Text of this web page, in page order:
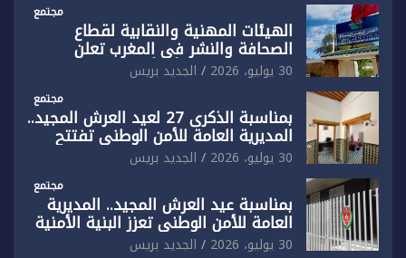
مجتمع
الهيئات المهنية والنقابية لقطاع
الصحافة والنشر في المغرب تعلن
رفضها القاطع لـ”أي أجندة انتخابية
مُعدة على مقاس سياسي ومصلحي
ضيق”
30 يوليو، 2026 الجديد بريس
مجتمع
بمناسبة الذكرى 27 لعيد العرش المجيد..
المديرية العامة للأمن الوطني تفتتح
المقر الجديد لفرقة الشرطة السياحية
بفاس
30 يوليو، 2026 الجديد بريس
مجتمع
بمناسبة عيد العرش المجيد.. المديرية
العامة للأمن الوطني تعزز البنية الأمنية
بالناظور بإحداث فرقتين جديدتين
30 يوليو، 2026 الجديد بريس